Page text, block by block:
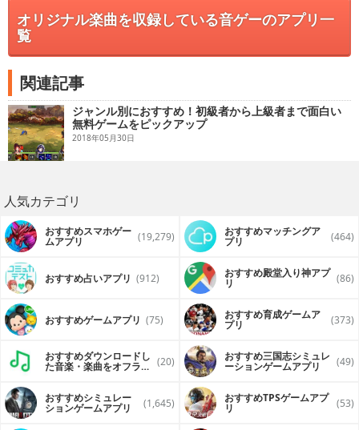
オリジナル楽曲を収録している音ゲーのアプリ一
覧
関連記事
ジャンル別におすすめ！初級者から上級者まで面白い
無料ゲームをピックアップ
2018年05月30日
人気カテゴリ
おすすめスマホゲー
ムアプリ (19,279) おすすめマッチングア
プリ (464)
おすすめ占いアプリ (912) おすすめ殿堂入り神アプ
リ (86)
おすすめゲームアプリ (75) おすすめ育成ゲームア
プリ (373)
おすすめダウンロードし
た音楽・楽曲をオフライ (20) おすすめ三国志シミュレ
ーションゲームアプリ (49)
おすすめシミュレー
ションゲームアプリ (1,645) おすすめTPSゲームアプ
リ (53)